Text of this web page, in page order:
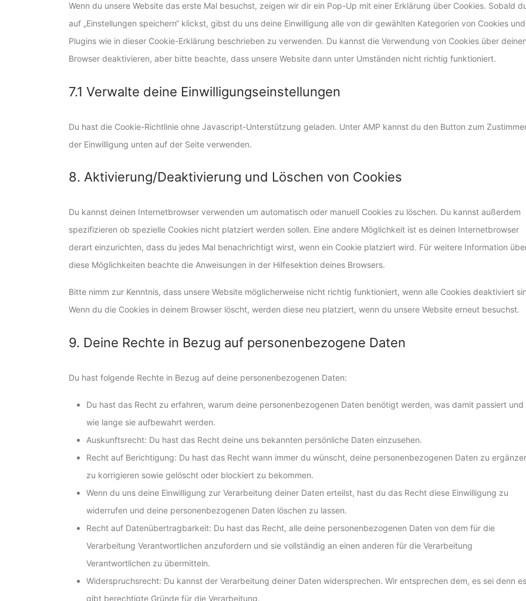
Wenn du unsere Website das erste Mal besuchst, zeigen wir dir ein Pop-Up mit einer Erklärung über Cookies. Sobald
auf „Einstellungen speichern“ klickst, gibst du uns deine Einwilligung alle von dir gewählten Kategorien von Cookies und
Plugins wie in dieser Cookie-Erklärung beschrieben zu verwenden. Du kannst die Verwendung von Cookies über deinen
Browser deaktivieren, aber bitte beachte, dass unsere Website dann unter Umständen nicht richtig funktioniert.
7.1 Verwalte deine Einwilligungseinstellungen
Du hast die Cookie-Richtlinie ohne Javascript-Unterstützung geladen. Unter AMP kannst du den Button zum
der Einwilligung unten auf der Seite verwenden.
8. Aktivierung/Deaktivierung und Löschen von Cookies
Du kannst deinen Internetbrowser verwenden um automatisch oder manuell Cookies zu löschen. Du kannst außerdem
spezifizieren ob spezielle Cookies nicht platziert werden sollen. Eine andere Möglichkeit ist es deinen Internetbrowser
derart einzurichten, dass du jedes Mal benachrichtigt wirst, wenn ein Cookie platziert wird. Für weitere Information
diese Möglichkeiten beachte die Anweisungen in der Hilfesektion deines Browsers.
Bitte nimm zur Kenntnis, dass unsere Website möglicherweise nicht richtig funktioniert, wenn alle Cookies deaktiviert
Wenn du die Cookies in deinem Browser löscht, werden diese neu platziert, wenn du unsere Website erneut besuchst.
9. Deine Rechte in Bezug auf personenbezogene Daten
Du hast folgende Rechte in Bezug auf deine personenbezogenen Daten:
Du hast das Recht zu erfahren, warum deine personenbezogenen Daten benötigt werden, was damit passiert und
wie lange sie aufbewahrt werden.
Auskunftsrecht: Du hast das Recht deine uns bekannten persönliche Daten einzusehen.
Recht auf Berichtigung: Du hast das Recht wann immer du wünscht, deine personenbezogenen Daten zu
zu korrigieren sowie gelöscht oder blockiert zu bekommen.
Wenn du uns deine Einwilligung zur Verarbeitung deiner Daten erteilst, hast du das Recht diese Einwilligung zu
widerrufen und deine personenbezogenen Daten löschen zu lassen.
Recht auf Datenübertragbarkeit: Du hast das Recht, alle deine personenbezogenen Daten von dem für die
Verarbeitung Verantwortlichen anzufordern und sie vollständig an einen anderen für die Verarbeitung
Verantwortlichen zu übermitteln.
Widerspruchsrecht: Du kannst der Verarbeitung deiner Daten widersprechen. Wir entsprechen dem, es sei denn es
gibt berechtigte Gründe für die Verarbeitung.